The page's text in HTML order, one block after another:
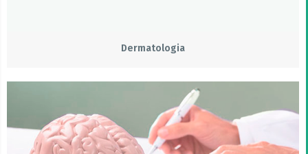
Dermatologia